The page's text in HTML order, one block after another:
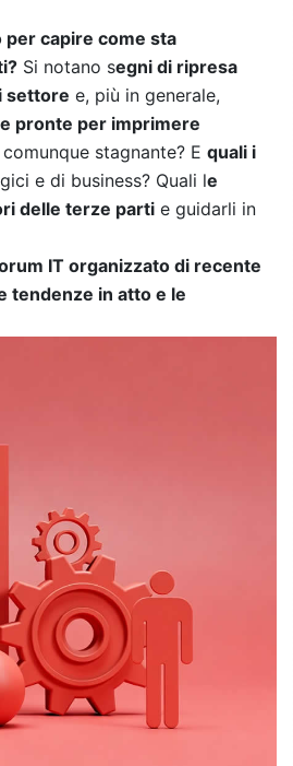
per capire come sta
Si notano segni di ripresa
settore e, più in generale,
pronte per imprimere
stagnante? E quali i
e di business? Quali le
delle terze parti e guidarli in
IT organizzato di recente
tendenze in atto e le